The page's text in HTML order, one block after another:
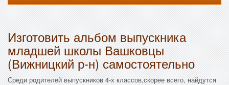
Изготовить альбом выпускника
младшей школы Вашковцы
(Вижницкий р-н) самостоятельно
Среди родителей выпускников 4-х классов,скорее всего, найдутся